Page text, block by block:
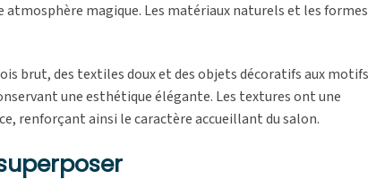
magique. Les matériaux naturels et les formes
brut, des textiles doux et des objets décoratifs aux motifs
une esthétique élégante. Les textures ont une
renforçant ainsi le caractère accueillant du salon.